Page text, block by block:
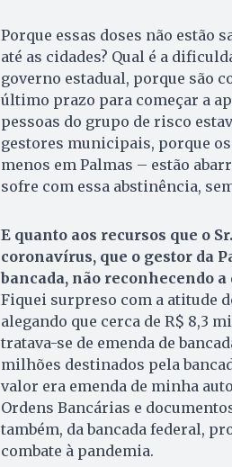
Porque essas doses não estão
até as cidades? Qual é a
governo estadual, porque são
último prazo para começar a
pessoas do grupo de risco
gestores municipais, porque
menos em Palmas – estão
sofre com essa abstinência,
E quanto aos recursos que o
coronavírus, que o gestor da
bancada, não reconhecendo
Fiquei surpreso com a atitude
alegando que cerca de R$ 8,3
tratava-se de emenda de
milhões destinados pela
valor era emenda de minha
Ordens Bancárias e
também, da bancada federal,
combate à pandemia.